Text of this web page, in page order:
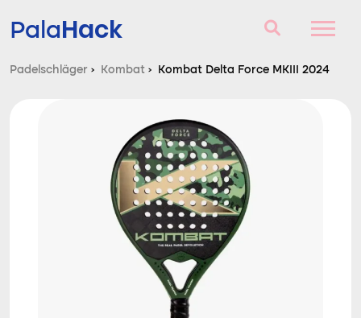
PalaHack
Fragen und Antworten
Vergleich
Padelschläger › Kombat › Kombat Delta Force MKIII 2024